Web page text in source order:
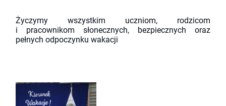
Życzymy wszystkim uczniom, rodzicom
i pracownikom słonecznych, bezpiecznych oraz
pełnych odpoczynku wakacji